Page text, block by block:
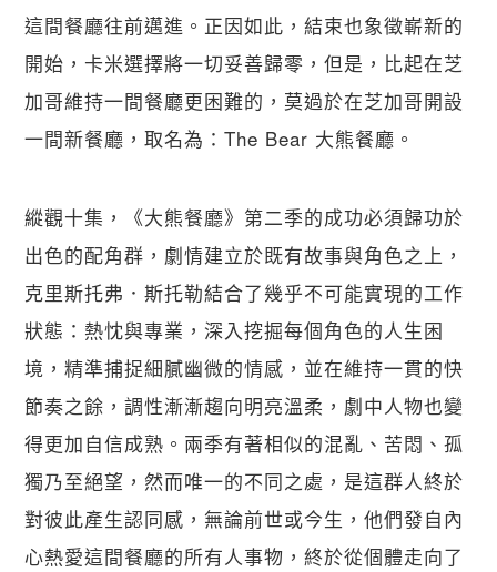
這間餐廳往前邁進。正因如此，結束也象徵嶄新的
開始，卡米選擇將一切妥善歸零，但是，比起在芝
加哥維持一間餐廳更困難的，莫過於在芝加哥開設
一間新餐廳，取名為：The Bear 大熊餐廳。
縱觀十集，《大熊餐廳》第二季的成功必須歸功於
出色的配角群，劇情建立於既有故事與角色之上，
克里斯托弗．斯托勒結合了幾乎不可能實現的工作
狀態：熱忱與專業，深入挖掘每個角色的人生困
境，精準捕捉細膩幽微的情感，並在維持一貫的快
節奏之餘，調性漸漸趨向明亮溫柔，劇中人物也變
得更加自信成熟。兩季有著相似的混亂、苦悶、孤
獨乃至絕望，然而唯一的不同之處，是這群人終於
對彼此產生認同感，無論前世或今生，他們發自內
心熱愛這間餐廳的所有人事物，終於從個體走向了